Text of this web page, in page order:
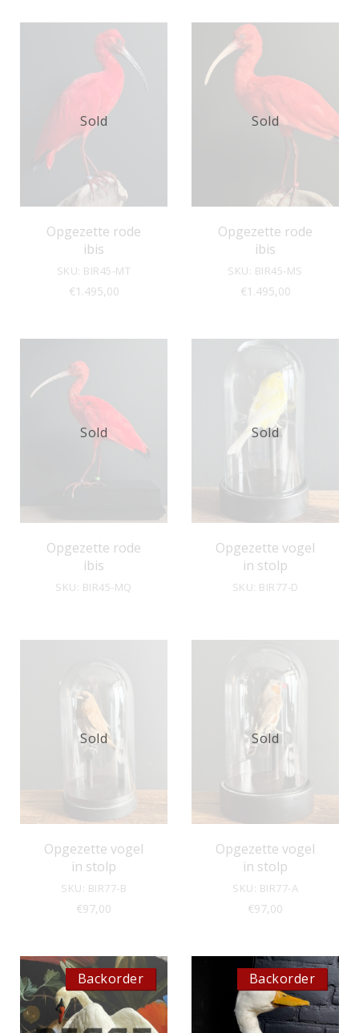
Opgezette rode
ibis
SKU: BIR45-MT
€1.495,00
Sold
Opgezette rode
ibis
SKU: BIR45-MS
€1.495,00
Sold
Opgezette rode
ibis
SKU: BIR45-MQ
Sold
Opgezette vogel
in stolp
SKU: BIR77-D
Sold
Opgezette vogel
in stolp
SKU: BIR77-B
€97,00
Sold
Opgezette vogel
in stolp
SKU: BIR77-A
€97,00
Sold
Backorder Backorder